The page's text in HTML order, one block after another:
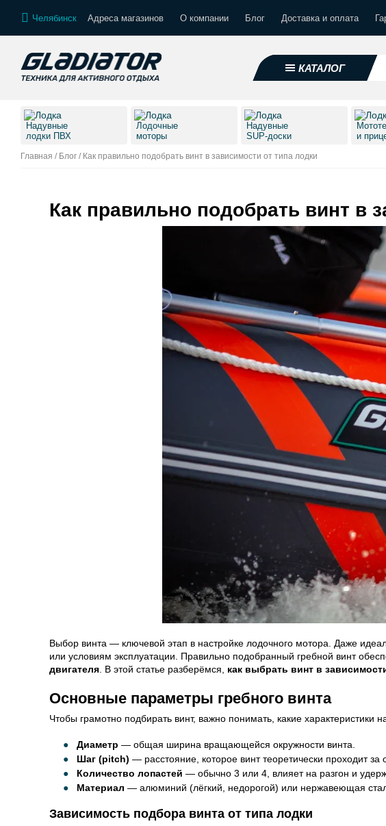
Челябинск Адреса магазинов О компании Блог Доставка и оплата
КАТАЛОГ
Надувные
лодки ПВХ
Лодочные
моторы
Надувные
SUP-доски
и
Главная / Блог / Как правильно подобрать винт в зависимости от типа лодки
Как правильно подобрать винт в
Выбор винта — ключевой этап в настройке лодочного мотора. Даже
или условиям эксплуатации. Правильно подобранный гребной винт
двигателя . В этой статье разберёмся, как выбрать винт в
Основные параметры гребного винта
Чтобы грамотно подбирать винт, важно понимать, какие характеристики
Диаметр — общая ширина вращающейся окружности винта.
Шаг (pitch) — расстояние, которое винт теоретически проходит
Количество лопастей — обычно 3 или 4, влияет на разгон и
Материал — алюминий (лёгкий, недорогой) или нержавеющая
Зависимость подбора винта от типа лодки